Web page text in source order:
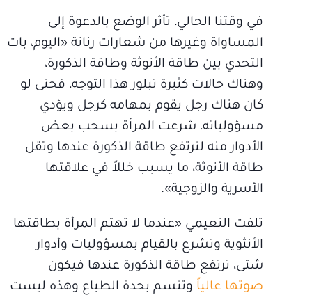
في وقتنا الحالي، تأثر الوضع بالدعوة إلى
المساواة وغيرها من شعارات رنانة «اليوم، بات
التحدي بين طاقة الأنوثة وطاقة الذكورة،
وهناك حالات كثيرة تبلور هذا التوجه، فحتى لو
كان هناك رجل يقوم بمهامه كرجل ويؤدي
مسؤولياته، شرعت المرأة بسحب بعض
الأدوار منه لترتفع طاقة الذكورة عندها وتقل
طاقة الأنوثة، ما يسبب خللاً في علاقتها
الأسرية والزوجية».
تلفت النعيمي «عندما لا تهتم المرأة بطاقتها
الأنثوية وتشرع بالقيام بمسؤوليات وأدوار
شتى، ترتفع طاقة الذكورة عندها فيكون
صوتها عالياً وتتسم بحدة الطباع وهذه ليست